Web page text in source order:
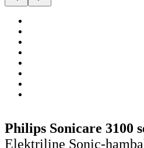
Philips Sonicare 3100
Elektriline Sonic-